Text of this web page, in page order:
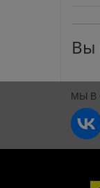
Вы
МЫ В